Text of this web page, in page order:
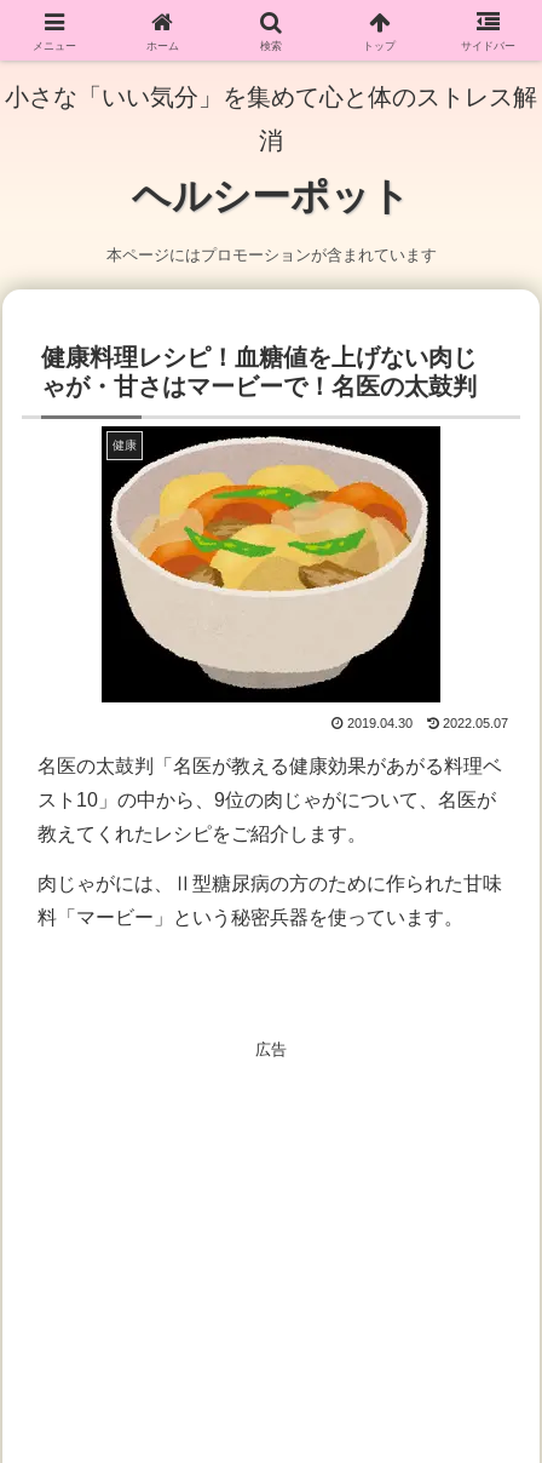
小さな「いい気分」を集めて心と体のストレス解
消
ヘルシーポット
本ページにはプロモーションが含まれています
健康料理レシピ！血糖値を上げない肉じ
ゃが・甘さはマービーで！名医の太鼓判
健康
2019.04.30 2022.05.07
名医の太鼓判「名医が教える健康効果があがる料理ベ
スト10」の中から、9位の肉じゃがについて、名医が
教えてくれたレシピをご紹介します。
肉じゃがには、Ⅱ型糖尿病の方のために作られた甘味
料「マービー」という秘密兵器を使っています。
広告
メニュー ホーム 検索 トップ サイドバー